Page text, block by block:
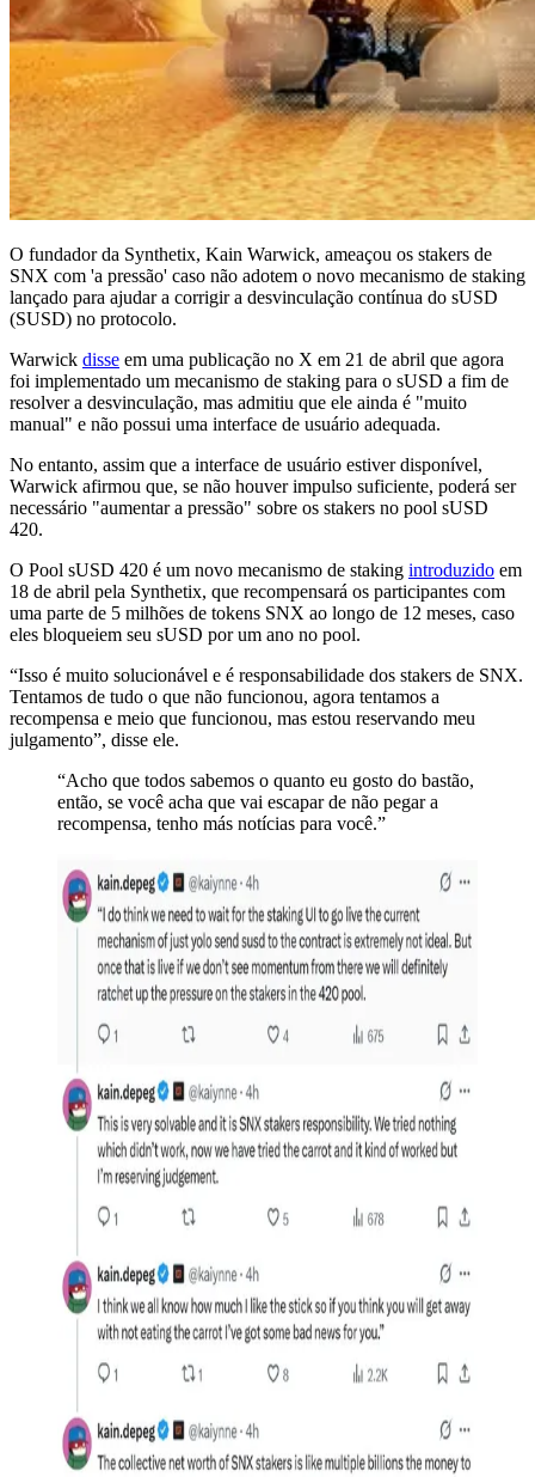
O fundador da Synthetix, Kain Warwick, ameaçou os stakers de
SNX com 'a pressão' caso não adotem o novo mecanismo de staking
lançado para ajudar a corrigir a desvinculação contínua do sUSD
(SUSD) no protocolo.
Warwick disse em uma publicação no X em 21 de abril que agora
foi implementado um mecanismo de staking para o sUSD a fim de
resolver a desvinculação, mas admitiu que ele ainda é "muito
manual" e não possui uma interface de usuário adequada.
No entanto, assim que a interface de usuário estiver disponível,
Warwick afirmou que, se não houver impulso suficiente, poderá ser
necessário "aumentar a pressão" sobre os stakers no pool sUSD
420.
O Pool sUSD 420 é um novo mecanismo de staking introduzido em
18 de abril pela Synthetix, que recompensará os participantes com
uma parte de 5 milhões de tokens SNX ao longo de 12 meses, caso
eles bloqueiem seu sUSD por um ano no pool.
“Isso é muito solucionável e é responsabilidade dos stakers de SNX.
Tentamos de tudo o que não funcionou, agora tentamos a
recompensa e meio que funcionou, mas estou reservando meu
julgamento”, disse ele.
“Acho que todos sabemos o quanto eu gosto do bastão,
então, se você acha que vai escapar de não pegar a
recompensa, tenho más notícias para você.”